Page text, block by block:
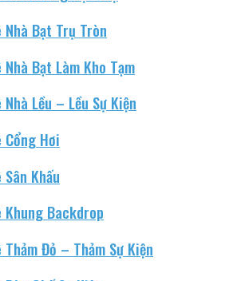
Nhà Bạt Trụ Tròn
Nhà Bạt Làm Kho Tạm
Nhà Lều – Lều Sự Kiện
Cổng Hơi
Khấu
Khung Backdrop
Thảm Đỏ – Thảm Sự Kiện